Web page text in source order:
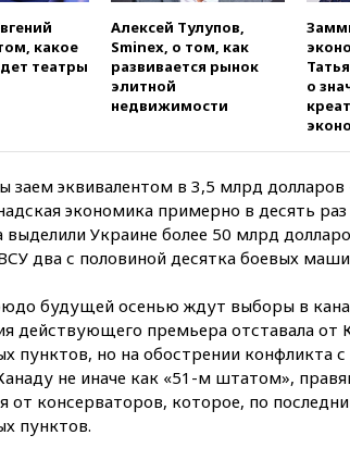
какое
театры
Алексей Тулупов,
Sminex, о том, как
развивается рынок
элитной
недвижимости
о
заем эквивалентом в 3,5 млрд
экономика примерно в десять
выделили Украине более 50 млрд
два с половиной десятка боевых
будущей осенью ждут выборы в
действующего премьера отставала от
пунктов, но на обострении
не иначе как «51-м штатом»,
от консерваторов, которое, по
пунктов.